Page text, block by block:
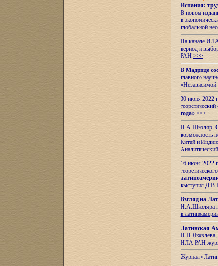
Испания:
В новом
и
глобальной
На канале
период и
РАН >>>
В Мадриде
главного
«Независимой
30 июня 2022
года» >>>
Н.А.Школяр.
возможность
Китай и
16 июня 2022
выступил
Взгляд на
Н.А.Школяра
и
Латинская
П.П.Яковлева,
ИЛА РАН
Журнал